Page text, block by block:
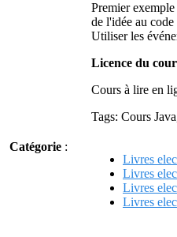
Premier
de l'idée au
Utiliser les
Licence du
Cours à lire en
Tags: Cours
Catégorie :
Livres
Livres
Livres
Livres